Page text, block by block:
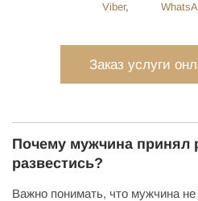
Viber,
Заказ услуги
Почему мужчина принял
развестись?
Важно понимать, что мужчина не